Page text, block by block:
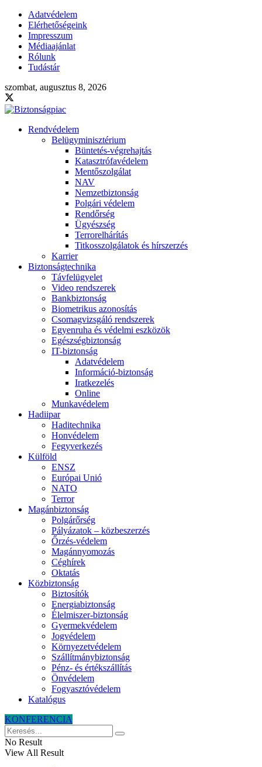
Adatvédelem
Elérhetőségeink
Impresszum
Médiaajánlat
Rólunk
Tudástár
szombat, augusztus 8, 2026
Rendvédelem
Belügyminisztérium
Büntetés-végrehajtás
Katasztrófavédelem
Mentőszolgálat
NAV
Nemzetbiztonság
Polgári védelem
Rendőrség
Ügyészség
Terrorelhárítás
Titkosszolgálatok és hírszerzés
Karrier
Biztonságtechnika
Távfelügyelet
Video rendszerek
Bankbiztonság
Biometrikus azonosítás
Csomagvizsgáló rendszerek
Egyenruha és védelmi eszközök
Egészségbiztonság
IT-biztonság
Adatvédelem
Információ-biztonság
Iratkezelés
Online
Munkavédelem
Hadiipar
Haditechnika
Honvédelem
Fegyverkezés
Külföld
ENSZ
Európai Unió
NATO
Terror
Magánbiztonság
Polgárőrség
Pályázatok – közbeszerzés
Őrzés-védelem
Magánnyomozás
Céghírek
Oktatás
Közbiztonság
Biztosítók
Energiabiztonság
Élelmiszer-biztonság
Gyermekvédelem
Jogvédelem
Környezetvédelem
Szállítmánybiztonság
Pénz- és értékszállítás
Önvédelem
Fogyasztóvédelem
Katalógus
KONFERENCIA
No Result
View All Result